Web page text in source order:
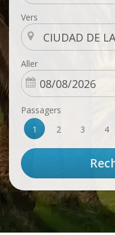
Vers
Aller
Passagers
1
2 3 4